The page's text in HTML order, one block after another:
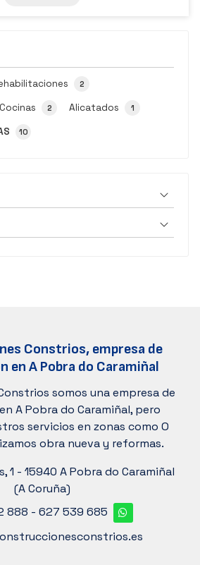
10
2
Cocinas 2 Alicatados 1
Constrios, empresa de
en A Pobra do Caramiñal
somos una empresa de
A Pobra do Caramiñal, pero
servicios en zonas como O
obra nueva y reformas.
1 - 15940 A Pobra do Caramiñal
(A Coruña)
888 - 627 539 685